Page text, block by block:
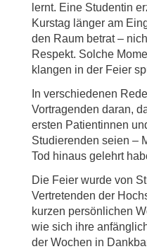
lernt. Eine Studentin
Kurstag länger am
den Raum betrat –
Respekt. Solche
klangen in der Feier
In verschiedenen
Vortragenden daran,
ersten Patientinnen
Studierenden seien –
Tod hinaus gelehrt
Die Feier wurde von
Vertretenden der
kurzen persönlichen
wie sich ihre
der Wochen in